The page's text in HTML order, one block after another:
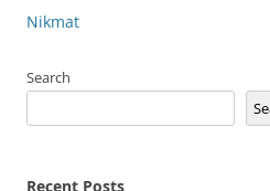
Nikmat
Search
Recent Posts